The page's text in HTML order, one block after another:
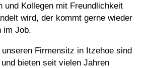
und Kollegen mit Freundlichkeit
wird, der kommt gerne wieder
im Job.
Firmensitz in Itzehoe sind
bieten seit vielen Jahren